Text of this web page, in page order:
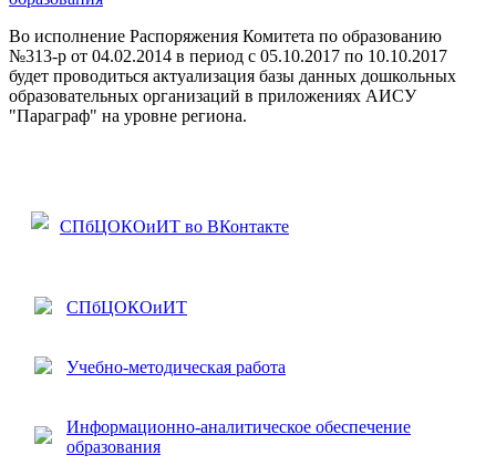
Во исполнение Распоряжения Комитета по образованию
№313-р от 04.02.2014 в период с 05.10.2017 по 10.10.2017
будет проводиться актуализация базы данных дошкольных
образовательных организаций в приложениях АИСУ
"Параграф" на уровне региона.
СПбЦОКОиИТ во ВКонтакте
СПбЦОКОиИТ
Учебно-методическая работа
Информационно-аналитическое обеспечение
образования